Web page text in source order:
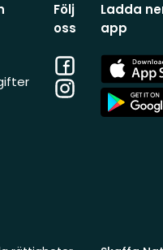
Följ
oss
Facebook
Instagram
Ladda
app
App
Store
App
Store